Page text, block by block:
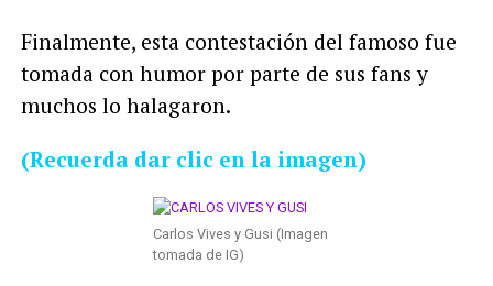
Finalmente, esta contestación del famoso fue
tomada con humor por parte de sus fans y
muchos lo halagaron.
(Recuerda dar clic en la imagen)
Carlos Vives y Gusi (Imagen
tomada de IG)